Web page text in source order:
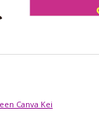
Canva Kei